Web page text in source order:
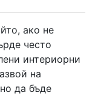
ако не
често
интериорни
на
да бъде